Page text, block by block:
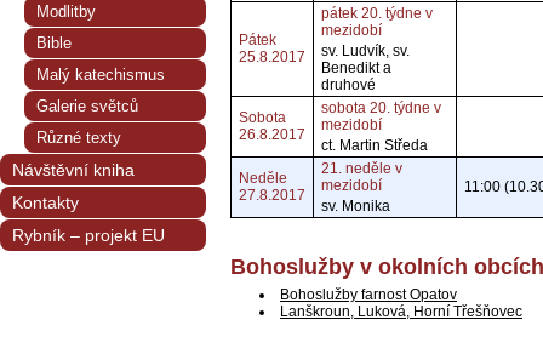
Pátek
25.8.2017
pátek 20. týdne v
mezidobí
sv. Ludvík, sv.
Benedikt a
druhové
Sobota
26.8.2017
sobota 20. týdne v
mezidobí
ct. Martin Středa
Neděle
27.8.2017
21. neděle v
mezidobí
sv. Monika
11:00
Bohoslužby v okolních obcích
Bohoslužby farnost Opatov
Lanškroun, Luková, Horní Třešňovec
Modlitby
Bible
Malý katechismus
Galerie světců
Různé texty
Návštěvní kniha
Kontakty
Rybník – projekt EU